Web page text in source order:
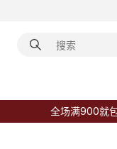
全场满900就